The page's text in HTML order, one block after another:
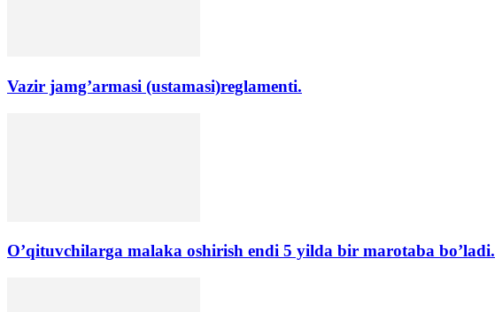
Vazir jamg’armasi (ustamasi)reglamenti.
O’qituvchilarga malaka oshirish endi 5 yilda bir marotaba bo’ladi.